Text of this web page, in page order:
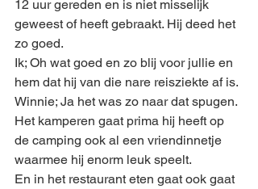
12 uur gereden en is niet misselijk
geweest of heeft gebraakt. Hij deed het
zo goed.
Ik; Oh wat goed en zo blij voor jullie en
hem dat hij van die nare reisziekte af is.
Winnie; Ja het was zo naar dat spugen.
Het kamperen gaat prima hij heeft op
de camping ook al een vriendinnetje
waarmee hij enorm leuk speelt.
En in het restaurant eten gaat ook gaat